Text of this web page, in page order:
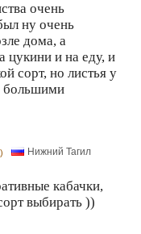
очень
ну очень
дома, а
цукини и на еду, и
сорт, но листья у
большими
Нижний Тагил
кабачки,
выбирать ))